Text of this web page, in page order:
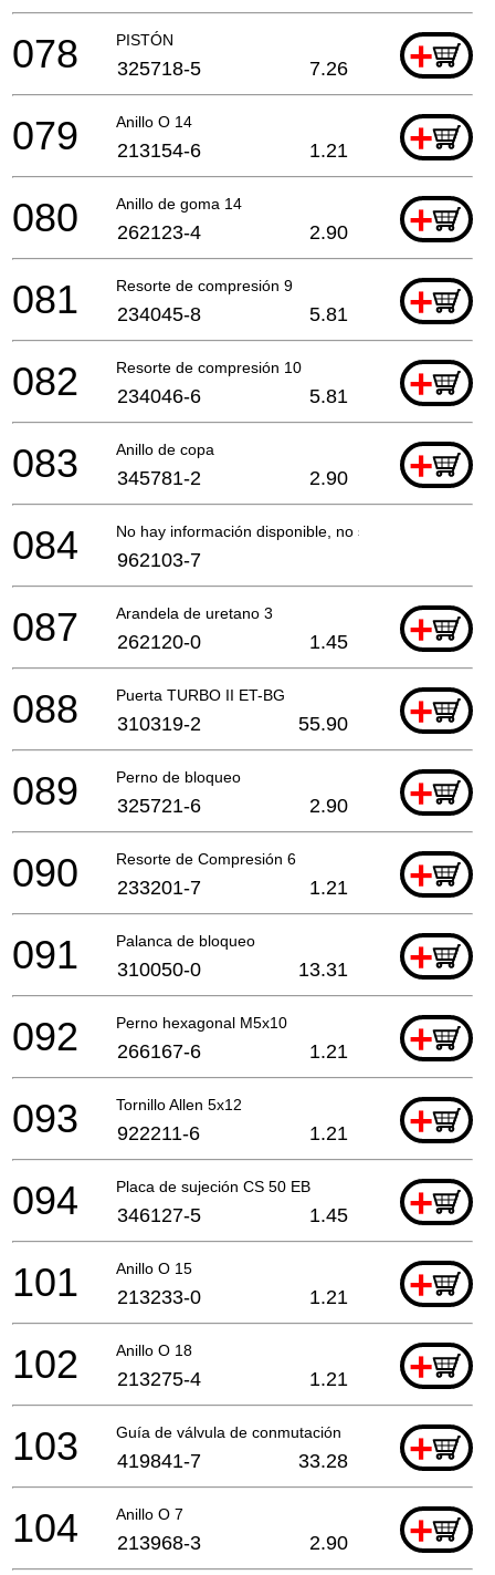
PISTÓN +
078 325718-5 7.26
Anillo O 14 +
079 213154-6 1.21
Anillo de goma 14 +
080 262123-4 2.90
Resorte de compresión 9 +
081 234045-8 5.81
Resorte de compresión 10 +
082 234046-6 5.81
Anillo de copa +
083 345781-2 2.90
No hay información disponible, no se puede pedir
084 962103-7
Arandela de uretano 3 +
087 262120-0 1.45
Puerta TURBO II ET-BG +
088 310319-2 55.90
Perno de bloqueo +
089 325721-6 2.90
Resorte de Compresión 6 +
090 233201-7 1.21
Palanca de bloqueo +
091 310050-0 13.31
Perno hexagonal M5x10 +
092 266167-6 1.21
Tornillo Allen 5x12 +
093 922211-6 1.21
Placa de sujeción CS 50 EB +
094 346127-5 1.45
Anillo O 15 +
101 213233-0 1.21
Anillo O 18 +
102 213275-4 1.21
Guía de válvula de conmutación +
103 419841-7 33.28
Anillo O 7 +
104 213968-3 2.90